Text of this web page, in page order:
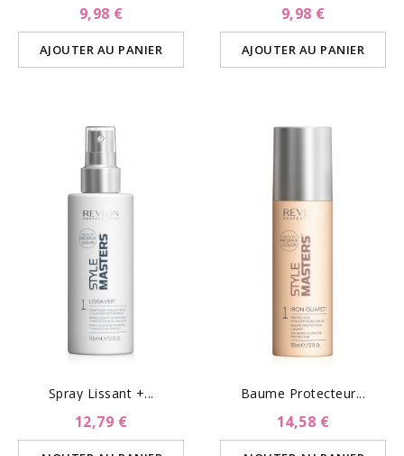
9,98 €
AJOUTER AU PANIER
9,98 €
AJOUTER AU PANIER
Spray Lissant +...
12,79 €
Baume Protecteur...
14,58 €